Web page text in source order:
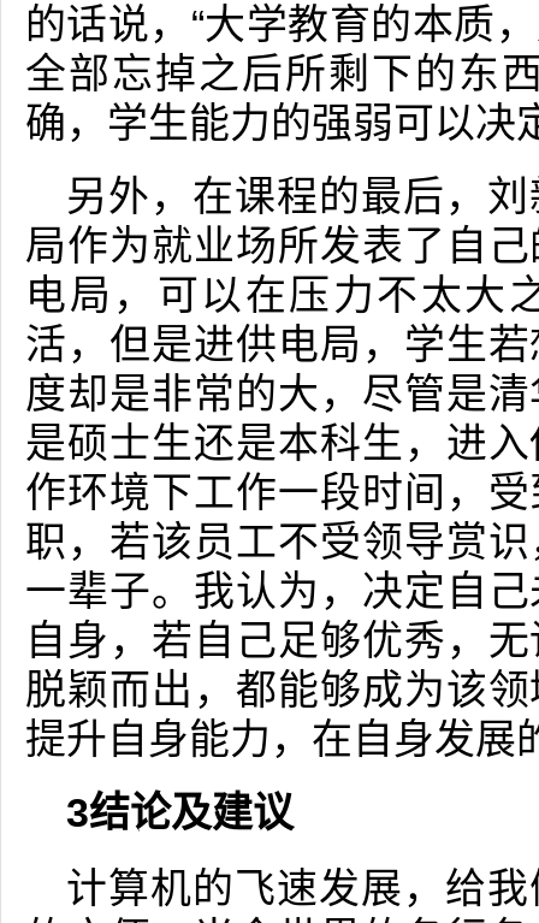
的话说，“大学教育的本质
全部忘掉之后所剩下的东
确，学生能力的强弱可以决
另外，在课程的最后，
局作为就业场所发表了自
电局，可以在压力不太大
活，但是进供电局，学生
度却是非常的大，尽管是
是硕士生还是本科生，进
作环境下工作一段时间，
职，若该员工不受领导赏
一辈子。我认为，决定自
自身，若自己足够优秀，
脱颖而出，都能够成为该
提升自身能力，在自身发展
3结论及建议
计算机的飞速发展，给